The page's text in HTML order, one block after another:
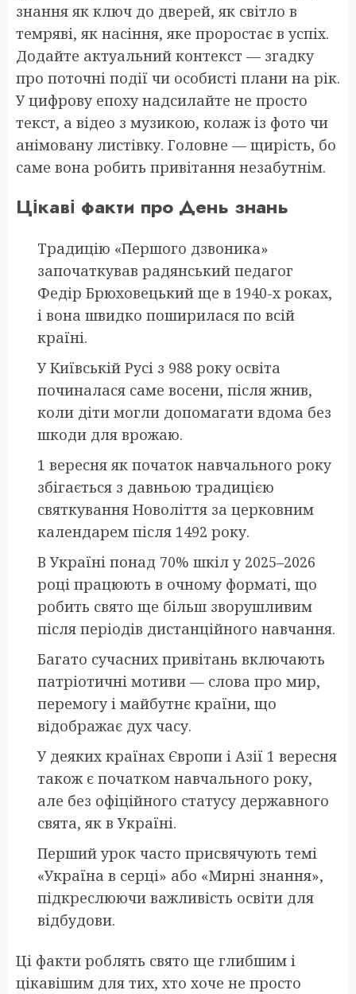
знання як ключ до дверей, як світло в
темряві, як насіння, яке проростає в успіх.
Додайте актуальний контекст — згадку
про поточні події чи особисті плани на рік.
У цифрову епоху надсилайте не просто
текст, а відео з музикою, колаж із фото чи
анімовану листівку. Головне — щирість, бо
саме вона робить привітання незабутнім.
Цікаві факти про День знань
Традицію «Першого дзвоника»
започаткував радянський педагог
Федір Брюховецький ще в 1940-х роках,
і вона швидко поширилася по всій
країні.
У Київській Русі з 988 року освіта
починалася саме восени, після жнив,
коли діти могли допомагати вдома без
шкоди для врожаю.
1 вересня як початок навчального року
збігається з давньою традицією
святкування Новоліття за церковним
календарем після 1492 року.
В Україні понад 70% шкіл у 2025–2026
році працюють в очному форматі, що
робить свято ще більш зворушливим
після періодів дистанційного навчання.
Багато сучасних привітань включають
патріотичні мотиви — слова про мир,
перемогу і майбутнє країни, що
відображає дух часу.
У деяких країнах Європи і Азії 1 вересня
також є початком навчального року,
але без офіційного статусу державного
свята, як в Україні.
Перший урок часто присвячують темі
«Україна в серці» або «Мирні знання»,
підкреслюючи важливість освіти для
відбудови.
Ці факти роблять свято ще глибшим і
цікавішим для тих, хто хоче не просто